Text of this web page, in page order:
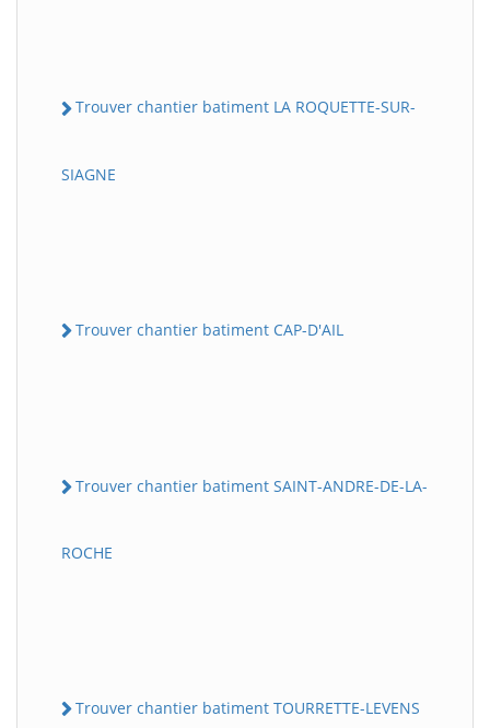
Trouver chantier batiment LA ROQUETTE-SUR-
SIAGNE
Trouver chantier batiment CAP-D'AIL
Trouver chantier batiment SAINT-ANDRE-DE-LA-
ROCHE
Trouver chantier batiment TOURRETTE-LEVENS